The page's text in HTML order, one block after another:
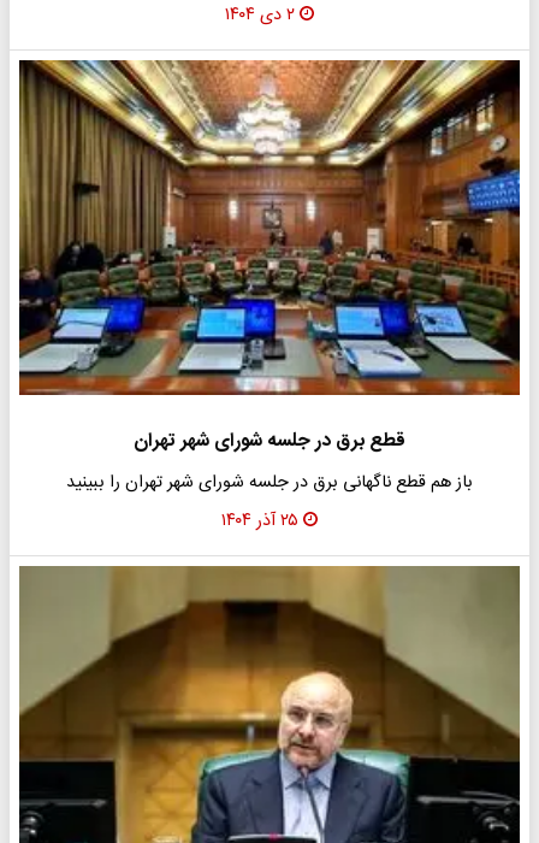
۲ دی ۱۴۰۴
قطع برق در جلسه شورای شهر تهران
باز هم قطع ناگهانی برق در جلسه شورای شهر تهران را ببینید
۲۵ آذر ۱۴۰۴